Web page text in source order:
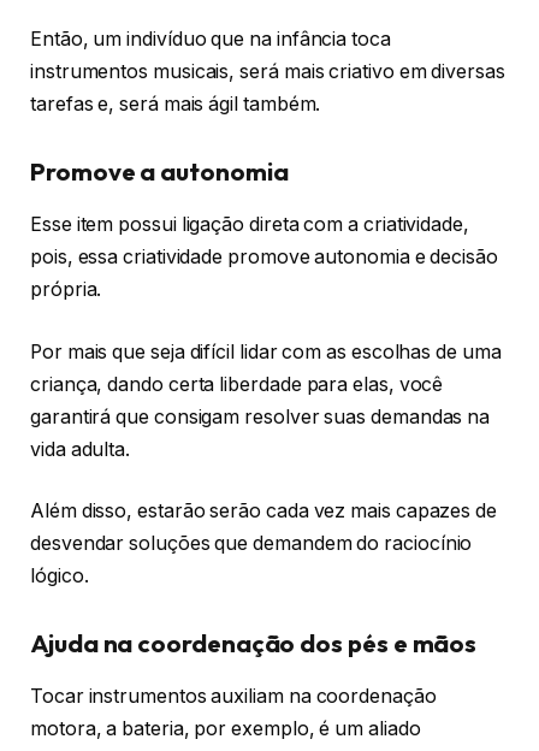
Então, um indivíduo que na infância toca
instrumentos musicais, será mais criativo em diversas
tarefas e, será mais ágil também.
Promove a autonomia
Esse item possui ligação direta com a criatividade,
pois, essa criatividade promove autonomia e decisão
própria.
Por mais que seja difícil lidar com as escolhas de uma
criança, dando certa liberdade para elas, você
garantirá que consigam resolver suas demandas na
vida adulta.
Além disso, estarão serão cada vez mais capazes de
desvendar soluções que demandem do raciocínio
lógico.
Ajuda na coordenação dos pés e mãos
Tocar instrumentos auxiliam na coordenação
motora, a bateria, por exemplo, é um aliado